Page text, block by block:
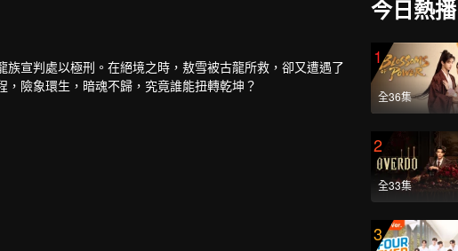
宣判處以極刑。在絕境之時，敖雪被古龍所救，卻又遭遇了
險象環生，暗魂不歸，究竟誰能扭轉乾坤？
今日熱播
1
全36集
2
全33集
3